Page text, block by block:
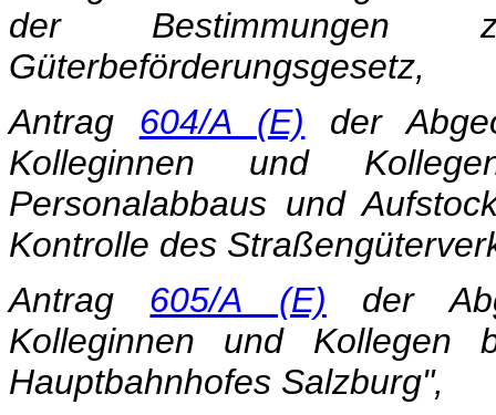
der Bestimmungen
Güterbeförderungsgesetz,
Antrag 604/A (E) der
Kolleginnen und
Personalabbaus und
Kontrolle des
Antrag 605/A (E) der
Kolleginnen und Kollegen
Hauptbahnhofes Salzburg",